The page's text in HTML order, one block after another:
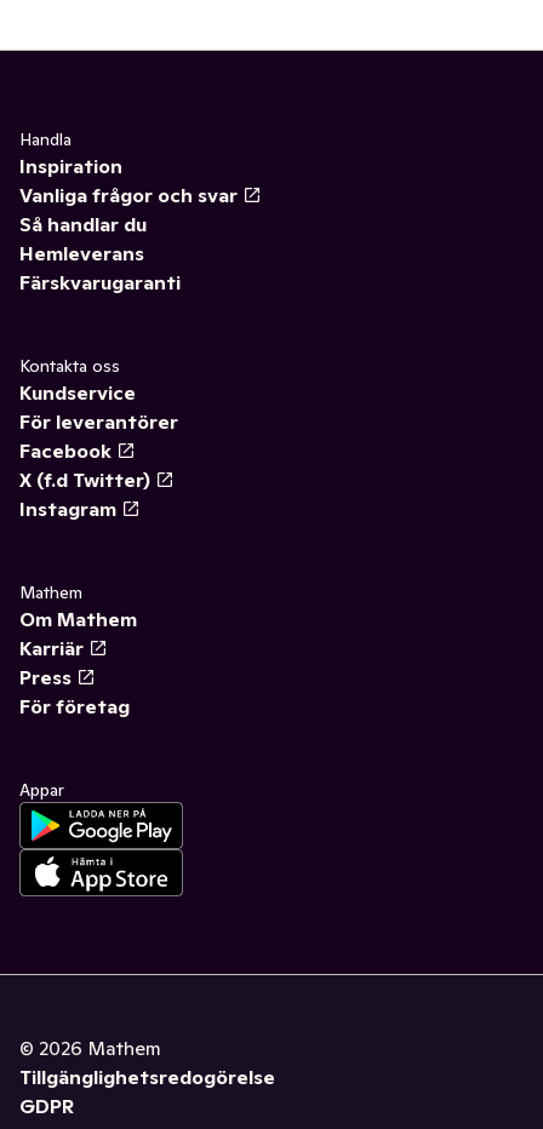
Handla
Inspiration
Vanliga frågor och svar
Så handlar du
Hemleverans
Färskvarugaranti
Kontakta oss
Kundservice
För leverantörer
Facebook
X (f.d Twitter)
Instagram
Mathem
Om Mathem
Karriär
Press
För företag
Appar
© 2026 Mathem
Tillgänglighetsredogörelse
GDPR